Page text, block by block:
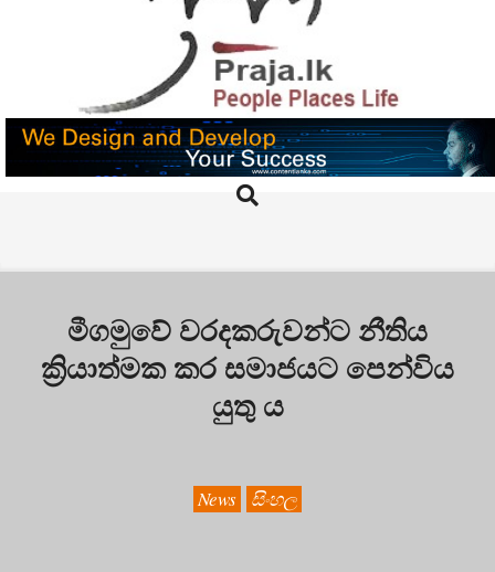
PRAJA.LK
Search
මීගමුවේ වරදකරුවන්ට නීතිය
ක්‍රියාත්මක කර සමාජයට පෙන්විය
යුතු ය
News සිංහල